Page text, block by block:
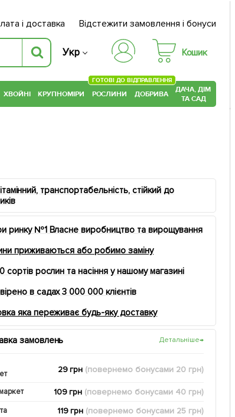
і доставка Відстежити замовлення і бонуси
Укр Кошик
ХВОЙНІ КРУПНОМІРИ РОСЛИНИ
ГОТОВІ ДО ВІДПРАВЛЕННЯ
ДОБРИВА
ДАЧА, ДІМ
ТА САД
транспортабельність, стійкий до
ринку №1 Власне виробництво та вирощування
приживаються або робимо заміну
сортів рослин та насіння у нашому магазині
в садах 3 000 000 клієнтів
яка переживає будь-яку доставку
замовлень Детальніше→
29 грн (повернемо бонусами 20 грн)
109 грн (повернемо бонусами 40 грн)
119 грн (повернемо бонусами 25 грн)